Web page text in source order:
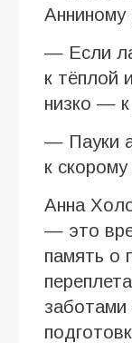
— Если
к тёплой
низко —
— Пауки
к
Анна
— это
память о